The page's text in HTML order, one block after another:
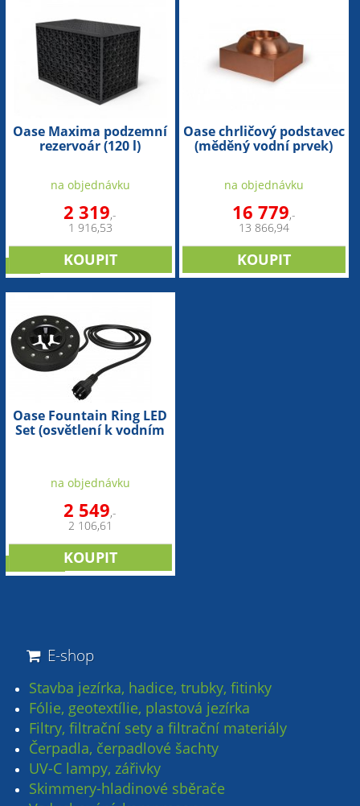
Oase Maxima podzemní
rezervoár (120 l)
na objednávku
2 319,-
1 916,53
Oase chrličový podstavec
(měděný vodní prvek)
na objednávku
16 779,-
13 866,94
Oase Fountain Ring LED
Set (osvětlení k vodním
na objednávku
2 549,-
2 106,61
E-shop
Stavba jezírka, hadice, trubky, fitinky
Fólie, geotextílie, plastová jezírka
Filtry, filtrační sety a filtrační materiály
Čerpadla, čerpadlové šachty
UV-C lampy, zářivky
Skimmery-hladinové sběrače